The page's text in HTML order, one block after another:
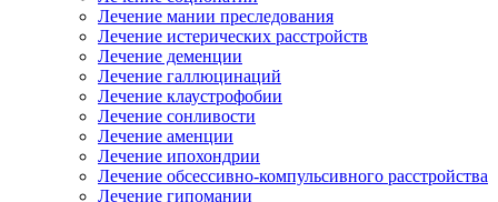
Лечение мании преследования
Лечение истерических расстройств
Лечение деменции
Лечение галлюцинаций
Лечение клаустрофобии
Лечение сонливости
Лечение аменции
Лечение ипохондрии
Лечение обсессивно-компульсивного расстройства
Лечение гипомании